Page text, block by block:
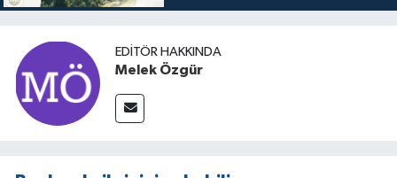
EDITÖR HAKKINDA
Melek Özgür